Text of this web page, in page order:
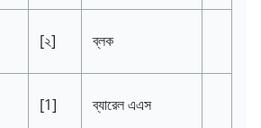
[২] ব্লক
[1] ব্যারেল এএস